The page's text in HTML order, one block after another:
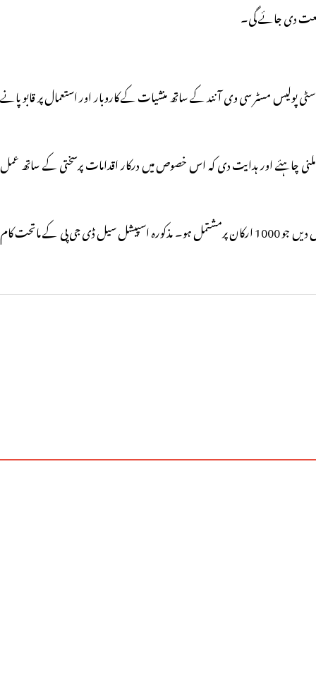
دی جائے گی۔
پولیس مسٹر سی وی آنند کے ساتھ منشیات کے کاروبار اور استعمال پر قابو پانے
چاہئے اور ہدایت دی کہ اس خصوص میں درکار اقدامات پرسختی کے ساتھ عمل
چیف منسٹر نے اس موقع پر ڈائریکٹر جنرل آف پولیس کو ہدایت دی کہ وہ محکمہ پولیس میں ایک خصوصی نارکوٹکس اینڈ آرگنائزڈ کرائم کنٹرول سیل (کاؤنٹر انٹیلیجنس سیل) تشکیل دیں جو 1000 ارکان پرمشتمل ہو۔ مذکورہ اسپیشل سیل ڈی جی پی کے ماتحت کام